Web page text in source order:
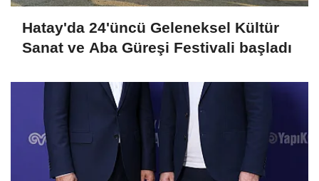
Hatay'da 24'üncü Geleneksel Kültür
Sanat ve Aba Güreşi Festivali başladı